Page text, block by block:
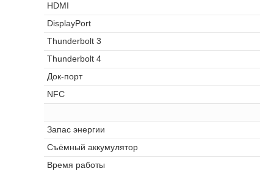
HDMI
DisplayPort
Thunderbolt 3
Thunderbolt 4
Док-порт
NFC
Запас энергии
Cъёмный аккумулятор
Время работы